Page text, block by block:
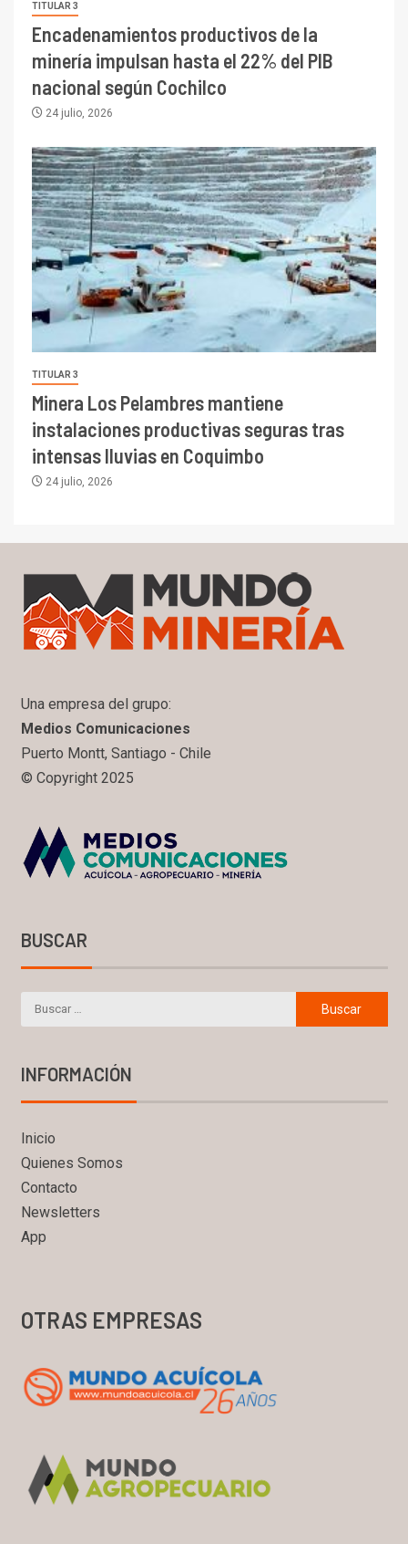
TITULAR 3
Encadenamientos productivos de la
minería impulsan hasta el 22% del PIB
nacional según Cochilco
24 julio, 2026
TITULAR 3
Minera Los Pelambres mantiene
instalaciones productivas seguras tras
intensas lluvias en Coquimbo
24 julio, 2026
Una empresa del grupo:
Medios Comunicaciones
Puerto Montt, Santiago - Chile
© Copyright 2025
BUSCAR
INFORMACIÓN
Inicio
Quienes Somos
Contacto
Newsletters
App
OTRAS EMPRESAS